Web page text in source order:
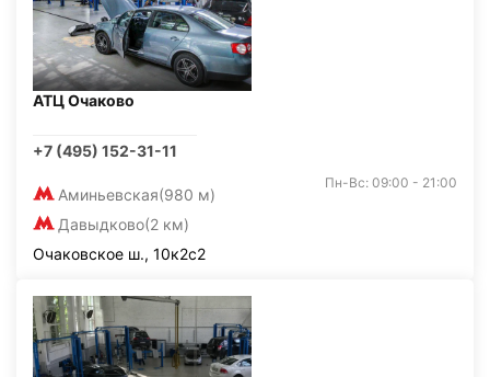
АТЦ Очаково
+7 (495) 152-31-11
Аминьевская(980 м)
Давыдково(2 км)
Пн-Вс: 09:00 - 21:00
Очаковское ш., 10к2с2